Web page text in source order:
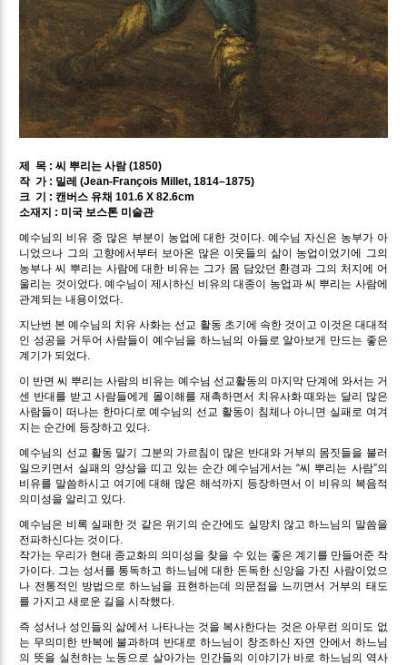
제 목 : 씨 뿌리는 사람 (1850)
작 가 : 밀레 (Jean-François Millet, 1814–1875)
크 기 : 캔버스 유채 101.6 X 82.6cm
소재지 : 미국 보스톤 미술관
예수님의 비유 중 많은 부분이 농업에 대한 것이다. 예수님 자신은 농부가 아
니었으나 그의 고향에서부터 보아온 많은 이웃들의 삶이 농업이었기에 그의
농부나 씨 뿌리는 사람에 대한 비유는 그가 몸 담았던 환경과 그의 처지에 어
울리는 것이었다. 예수님이 제시하신 비유의 대종이 농업과 씨 뿌리는 사람에
관계되는 내용이었다.
지난번 본 예수님의 치유 사화는 선교 활동 초기에 속한 것이고 이것은 대대적
인 성공을 거두어 사람들이 예수님을 하느님의 아들로 알아보게 만드는 좋은
계기가 되었다.
이 반면 씨 뿌리는 사람의 비유는 예수님 선교활동의 마지막 단계에 와서는 거
센 반대를 받고 사람들에게 몰이해를 재촉하면서 치유사화 때와는 달리 많은
사람들이 떠나는 한마디로 예수님의 선교 활동이 침체나 아니면 실패로 여겨
지는 순간에 등장하고 있다.
예수님의 선교 활동 말기 그분의 가르침이 많은 반대와 거부의 몸짓들을 불러
일으키면서 실패의 양상을 띠고 있는 순간 예수님게서는 “씨 뿌리는 사람”의
비유를 말씀하시고 여기에 대해 많은 해석까지 등장하면서 이 비유의 복음적
의미성을 알리고 있다.
예수님은 비록 실패한 것 같은 위기의 순간에도 실망치 않고 하느님의 말씀을
전파하신다는 것이다.
작가는 우리가 현대 종교화의 의미성을 찾을 수 있는 좋은 계기를 만들어준 작
가이다. 그는 성서를 통독하고 하느님에 대한 돈독한 신앙을 가진 사람이었으
나 전통적인 방법으로 하느님을 표현하는데 의문점을 느끼면서 거부의 태도
를 가지고 새로운 길을 시작했다.
즉 성서나 성인들의 삶에서 나타나는 것을 복사한다는 것은 아무런 의미도 없
는 무의미한 반복에 불과하며 반대로 하느님이 창조하신 자연 안에서 하느님
의 뜻을 실천하는 노동으로 살아가는 인간들의 이야기가 바로 하느님의 역사